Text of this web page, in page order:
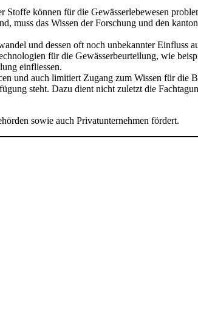
können für die Gewässerlebewesen
muss das Wissen der Forschung und den
und dessen oft noch unbekannter Einfluss
für die Gewässerbeurteilung, wie
einfliessen.
und auch limitiert Zugang zum Wissen für die
steht. Dazu dient nicht zuletzt die
sowie auch Privatunternehmen fördert.